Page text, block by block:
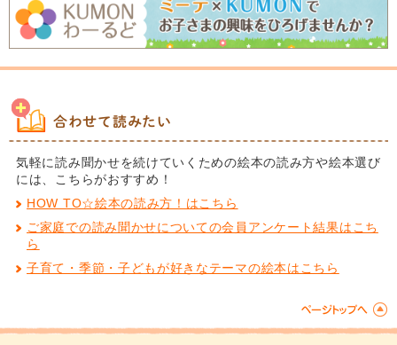
合わせて読みたい
気軽に読み聞かせを続けていくための絵本の読み方や絵本選び
には、こちらがおすすめ！
HOW TO☆絵本の読み方！はこちら
ご家庭での読み聞かせについての会員アンケート結果はこち
ら
子育て・季節・子どもが好きなテーマの絵本はこちら